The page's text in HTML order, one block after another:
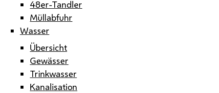
48er-Tandler
Müllabfuhr
Wasser
Übersicht
Gewässer
Trinkwasser
Kanalisation